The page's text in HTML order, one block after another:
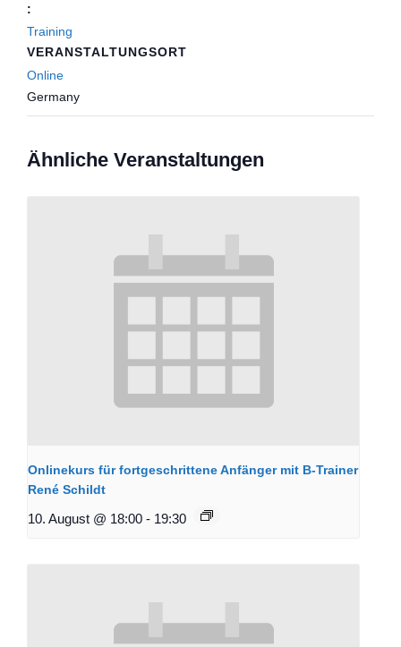
:
Training
VERANSTALTUNGSORT
Online
Germany
Ähnliche Veranstaltungen
Onlinekurs für fortgeschrittene Anfänger mit B-Trainer
René Schildt
10. August @ 18:00 - 19:30